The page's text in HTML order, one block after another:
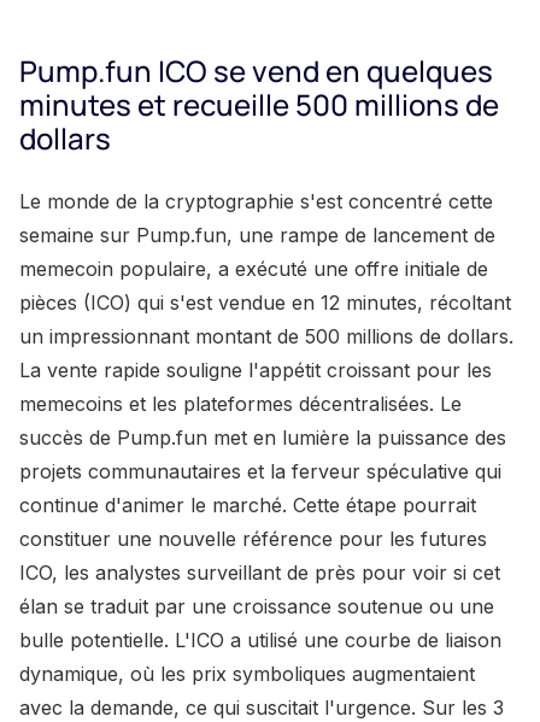
Pump.fun ICO se vend en quelques
minutes et recueille 500 millions de
dollars
Le monde de la cryptographie s'est concentré cette
semaine sur Pump.fun, une rampe de lancement de
memecoin populaire, a exécuté une offre initiale de
pièces (ICO) qui s'est vendue en 12 minutes, récoltant
un impressionnant montant de 500 millions de dollars.
La vente rapide souligne l'appétit croissant pour les
memecoins et les plateformes décentralisées. Le
succès de Pump.fun met en lumière la puissance des
projets communautaires et la ferveur spéculative qui
continue d'animer le marché. Cette étape pourrait
constituer une nouvelle référence pour les futures
ICO, les analystes surveillant de près pour voir si cet
élan se traduit par une croissance soutenue ou une
bulle potentielle. L'ICO a utilisé une courbe de liaison
dynamique, où les prix symboliques augmentaient
avec la demande, ce qui suscitait l'urgence. Sur les 3